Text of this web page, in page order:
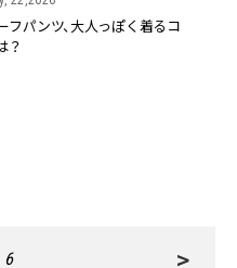
フパンツ、大人っぽく着るコ
？
6 >